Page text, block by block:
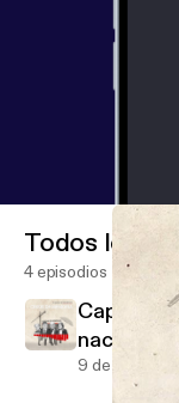
Todos los
4 episodios
Capítulo
9 de jun de